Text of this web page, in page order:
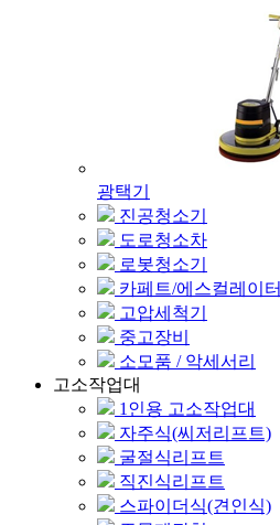
광택기
진공청소기
도로청소차
로봇청소기
카페트/에스컬레이터
고압세척기
중고장비
소모품 / 악세서리
고소작업대
1인용 고소작업대
자주식(씨저리프트)
굴절식리프트
직진식리프트
스파이더식(견인식)